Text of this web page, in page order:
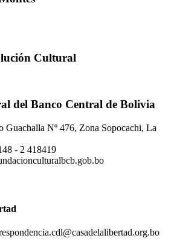
Cultural
del Banco Central de Bolivia
Guachalla Nº 476, Zona Sopocachi, La
- 2 418419